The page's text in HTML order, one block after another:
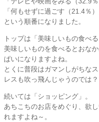
「何もせずに過ごす（21.4％）
という順番になりました。
トップは「美味しいもの食べる
美味しいものを食べるとおな
ぱいになりますよね。
とくに普段はガマンしがちな
レスも吹っ飛んじゃうのでは？
続いては「ショッピング」。
あちこちのお店をめぐり、欲
れますよね～。